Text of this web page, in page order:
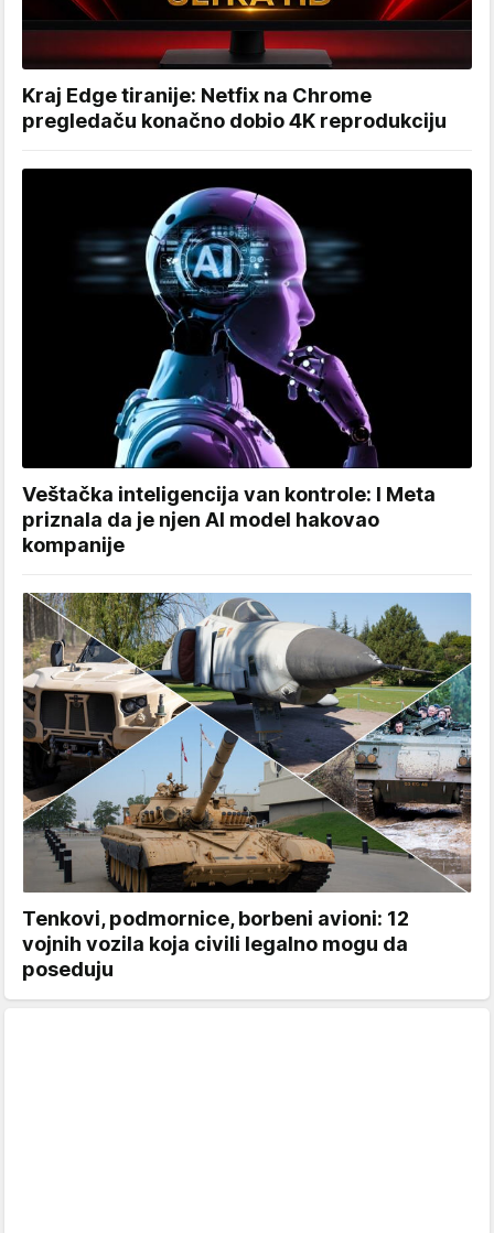
Kraj Edge tiranije: Netfix na Chrome
pregledaču konačno dobio 4K reprodukciju
Veštačka inteligencija van kontrole: I Meta
priznala da je njen AI model hakovao
kompanije
Tenkovi, podmornice, borbeni avioni: 12
vojnih vozila koja civili legalno mogu da
poseduju